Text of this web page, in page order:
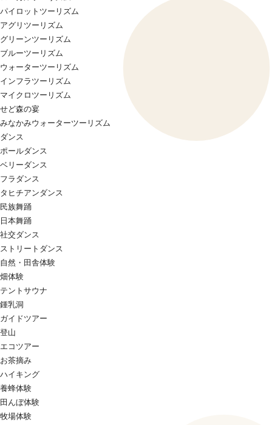
パイロットツーリズム
アグリツーリズム
グリーンツーリズム
ブルーツーリズム
ウォーターツーリズム
インフラツーリズム
マイクロツーリズム
せど森の宴
みなかみウォーターツーリズム
ダンス
ポールダンス
ベリーダンス
フラダンス
タヒチアンダンス
民族舞踊
日本舞踊
社交ダンス
ストリートダンス
自然・田舎体験
畑体験
テントサウナ
鍾乳洞
ガイドツアー
登山
エコツアー
お茶摘み
ハイキング
養蜂体験
田んぼ体験
牧場体験